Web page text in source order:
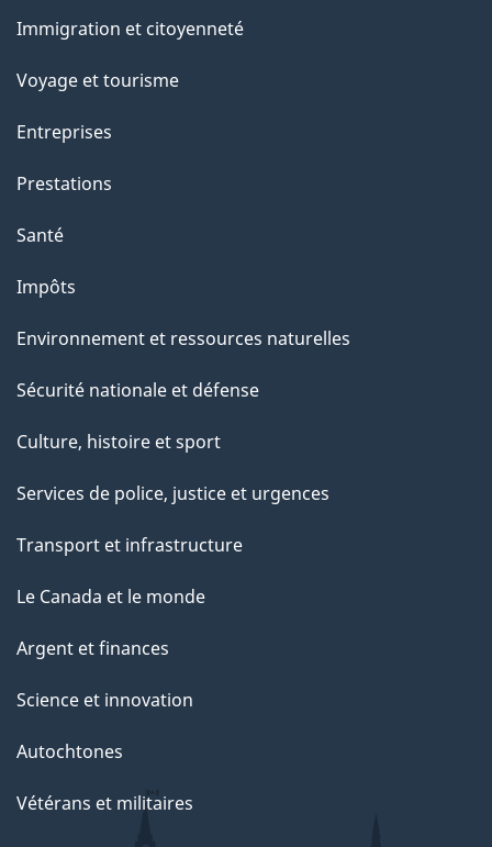
sujets
Immigration et citoyenneté
Voyage et tourisme
Entreprises
Prestations
Santé
Impôts
Environnement et ressources naturelles
Sécurité nationale et défense
Culture, histoire et sport
Services de police, justice et urgences
Transport et infrastructure
Le Canada et le monde
Argent et finances
Science et innovation
Autochtones
Vétérans et militaires